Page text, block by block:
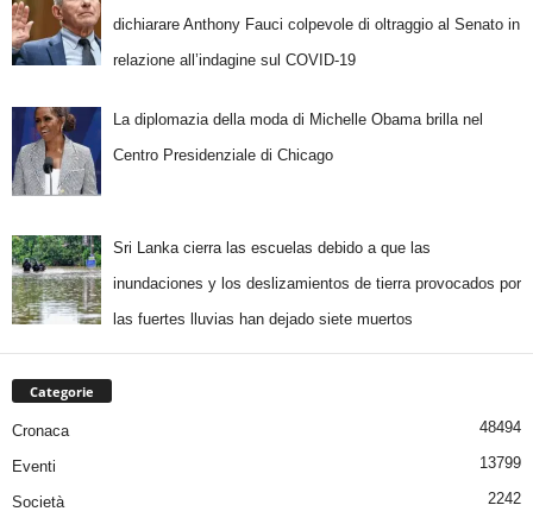
dichiarare Anthony Fauci colpevole di oltraggio al Senato in
relazione all’indagine sul COVID-19
La diplomazia della moda di Michelle Obama brilla nel
Centro Presidenziale di Chicago
Sri Lanka cierra las escuelas debido a que las
inundaciones y los deslizamientos de tierra provocados por
las fuertes lluvias han dejado siete muertos
Categorie
Cronaca 48494
Eventi 13799
Società 2242